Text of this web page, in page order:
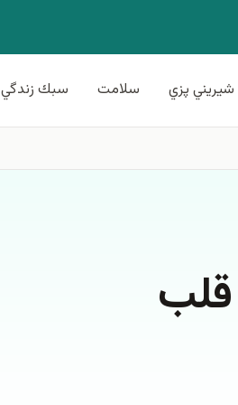
پزي سلامت سبك زندگي
قلب